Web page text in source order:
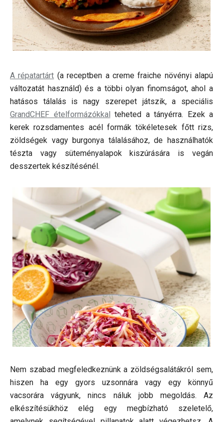
A répatartárt (a receptben a creme fraiche növényi alapú
változatát használd) és a többi olyan finomságot, ahol a
hatásos tálalás is nagy szerepet játszik, a speciális
GrandCHEF ételformázókkal teheted a tányérra. Ezek a
kerek rozsdamentes acél formák tökéletesek főtt rizs,
zöldségek vagy burgonya tálalásához, de használhatók
tészta vagy süteményalapok kiszúrására is vegán
desszertek készítésénél.
Nem szabad megfeledkeznünk a zöldségsalátákról sem,
hiszen ha egy gyors uzsonnára vagy egy könnyű
vacsorára vágyunk, nincs náluk jobb megoldás. Az
elkészítésükhöz elég egy megbízható szeletelő,